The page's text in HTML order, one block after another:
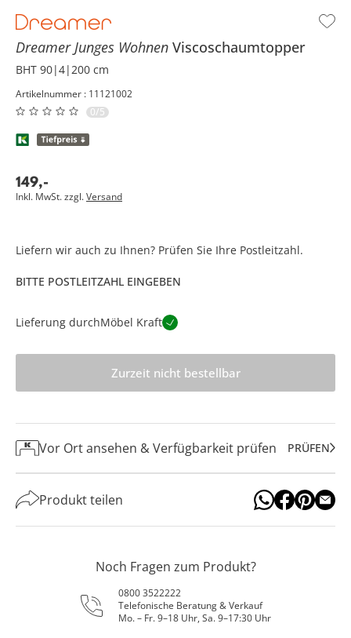
Dreamer Junges Wohnen Viscoschaumtopper
BHT 90|4|200 cm
Artikelnummer : 11121002
0/5
149,-
Inkl. MwSt. zzgl.Versand
Liefern wir auch zu Ihnen? Prüfen Sie Ihre Postleitzahl.
BITTE POSTLEITZAHL EINGEBEN
Lieferung durchMöbel Kraft
Zurzeit nicht bestellbar
Vor Ort ansehen & Verfügbarkeit prüfen PRÜFEN
Produkt teilen
Noch Fragen zum Produkt?
0800 3522222
Telefonische Beratung & Verkauf
Mo. – Fr. 9–18 Uhr, Sa. 9–17:30 Uhr